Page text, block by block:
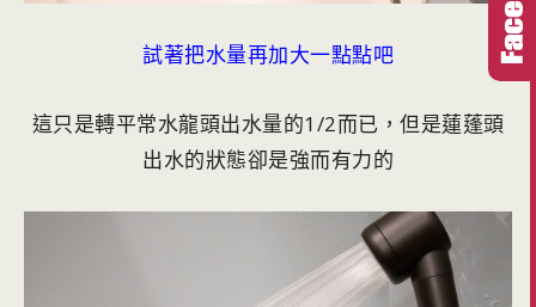
試著把水量再加大一點點吧
這只是轉平常水龍頭出水量的1/2而已，但是蓮蓬頭
出水的狀態卻是強而有力的